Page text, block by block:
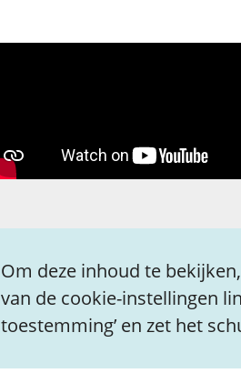
Om deze inhoud te
van de cookie-instellingen
toestemming’ en zet het